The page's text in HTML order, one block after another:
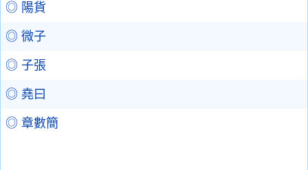
◎ 陽貨
◎ 微子
◎ 子張
◎ 堯曰
◎ 章數簡